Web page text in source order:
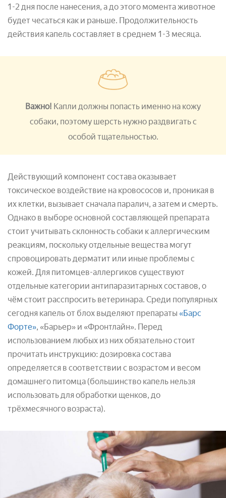
1-2 дня после нанесения, а до этого момента животное
будет чесаться как и раньше. Продолжительность
действия капель составляет в среднем 1-3 месяца.
Важно! Капли должны попасть именно на кожу
собаки, поэтому шерсть нужно раздвигать с
особой тщательностью.
Действующий компонент состава оказывает
токсическое воздействие на кровососов и, проникая в
их клетки, вызывает сначала паралич, а затем и смерть.
Однако в выборе основной составляющей препарата
стоит учитывать склонность собаки к аллергическим
реакциям, поскольку отдельные вещества могут
спровоцировать дерматит или иные проблемы с
кожей. Для питомцев-аллергиков существуют
отдельные категории антипаразитарных составов, о
чём стоит расспросить ветеринара. Среди популярных
сегодня капель от блох выделяют препараты «Барс
Форте», «Барьер» и «Фронтлайн». Перед
использованием любых из них обязательно стоит
прочитать инструкцию: дозировка состава
определяется в соответствии с возрастом и весом
домашнего питомца (большинство капель нельзя
использовать для обработки щенков, до
трёхмесячного возраста).